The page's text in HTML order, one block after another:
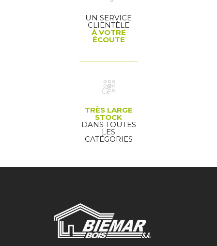
UN SERVICE
CLIENTÈLE
À VOTRE
ÉCOUTE
TRÈS LARGE
STOCK
DANS TOUTES
LES
CATÉGORIES